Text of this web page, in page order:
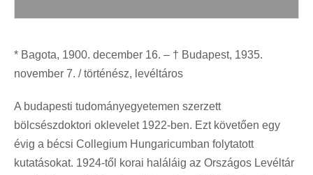
* Bagota, 1900. december 16. – † Budapest, 1935.
november 7. / történész, levéltáros
A budapesti tudományegyetemen szerzett
bölcsészdoktori oklevelet 1922-ben. Ezt követően egy
évig a bécsi Collegium Hungaricumban folytatott
kutatásokat. 1924-től korai haláláig az Országos Levéltár